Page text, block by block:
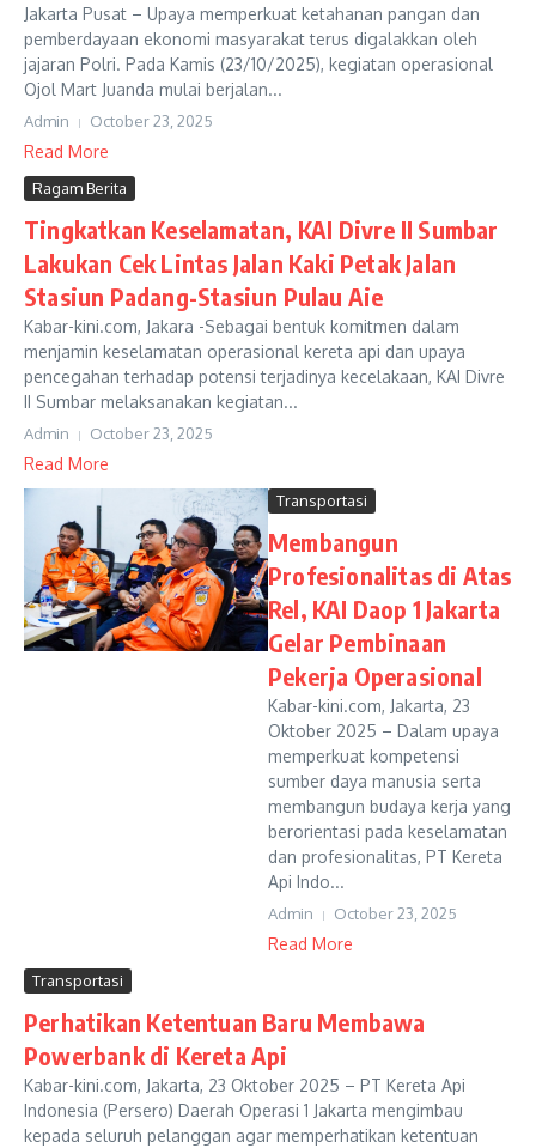
Jakarta Pusat – Upaya memperkuat ketahanan pangan dan
pemberdayaan ekonomi masyarakat terus digalakkan oleh
jajaran Polri. Pada Kamis (23/10/2025), kegiatan operasional
Ojol Mart Juanda mulai berjalan...
Admin October 23, 2025
Read More
Ragam Berita
Tingkatkan Keselamatan, KAI Divre II Sumbar
Lakukan Cek Lintas Jalan Kaki Petak Jalan
Stasiun Padang-Stasiun Pulau Aie
Kabar-kini.com, Jakara -Sebagai bentuk komitmen dalam
menjamin keselamatan operasional kereta api dan upaya
pencegahan terhadap potensi terjadinya kecelakaan, KAI Divre
II Sumbar melaksanakan kegiatan...
Admin October 23, 2025
Read More
Transportasi
Membangun
Profesionalitas di Atas
Rel, KAI Daop 1 Jakarta
Gelar Pembinaan
Pekerja Operasional
Kabar-kini.com, Jakarta, 23
Oktober 2025 – Dalam upaya
memperkuat kompetensi
sumber daya manusia serta
membangun budaya kerja yang
berorientasi pada keselamatan
dan profesionalitas, PT Kereta
Api Indo...
Admin October 23, 2025
Read More
Transportasi
Perhatikan Ketentuan Baru Membawa
Powerbank di Kereta Api
Kabar-kini.com, Jakarta, 23 Oktober 2025 – PT Kereta Api
Indonesia (Persero) Daerah Operasi 1 Jakarta mengimbau
kepada seluruh pelanggan agar memperhatikan ketentuan